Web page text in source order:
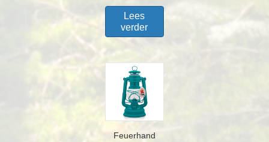
Lees
verder
Feuerhand